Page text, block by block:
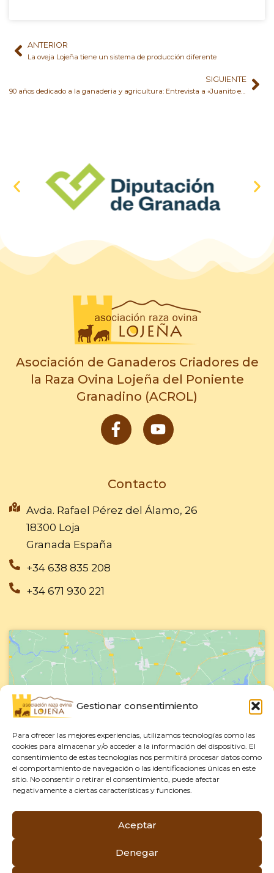
Gestionar consentimiento
Para ofrecer las mejores experiencias, utilizamos tecnologías como las
cookies para almacenar y/o acceder a la información del dispositivo. El
consentimiento de estas tecnologías nos permitirá procesar datos como
el comportamiento de navegación o las identificaciones únicas en este
sitio. No consentir o retirar el consentimiento, puede afectar
negativamente a ciertas características y funciones.
Aceptar
Denegar
AntANTERIOR
La oveja Lojeña tiene un sistema de producción diferente
SIGUIENTE
Asociación de Ganaderos Criadores de
la Raza Ovina Lojeña del Poniente
Granadino (ACROL)
F
a
b
o
Y
o
u
e
Contacto
Avda. Rafael Pérez del Álamo, 26
18300 Loja
Granada España
+34 638 835 208
+34 671 930 221
Haz clic para aceptar cookies de
Política de Cookies